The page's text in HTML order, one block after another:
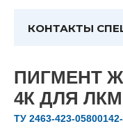
КОНТАКТЫ
ПИГМЕНТ
4К ДЛЯ ЛКМ
ТУ 2463-423-